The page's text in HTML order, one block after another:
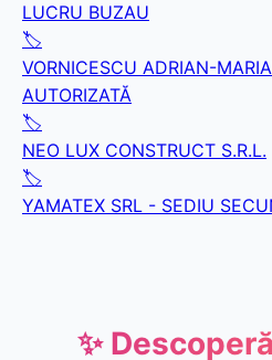
LUCRU BUZAU
🏷️
VORNICESCU ADRIAN-
AUTORIZATĂ
🏷️
NEO LUX CONSTRUCT S.R.L.
🏷️
YAMATEX SRL - SEDIU
✨